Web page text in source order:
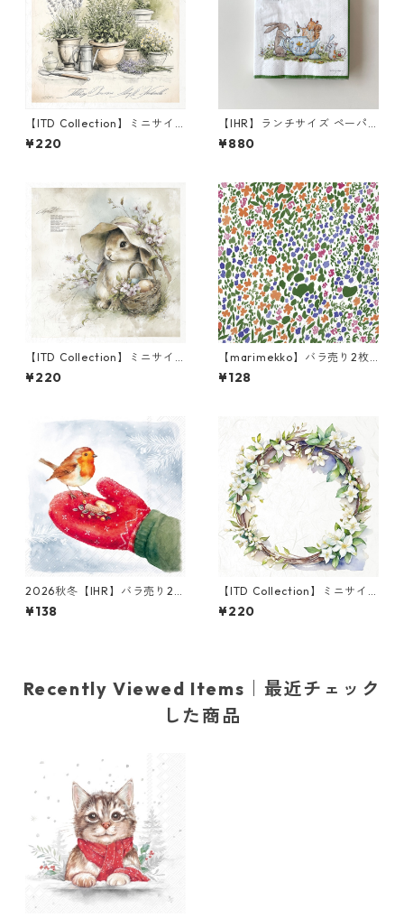
【ITD Collection】ミニサイ
ズ ライスペーパー RSM1696
デコパージュ
¥220
【IHR】ランチサイズ ペーパ
ーナプキン TEA TIME ホワイ
ト Anita Jeram 20枚入り
¥880
【ITD Collection】ミニサイ
ズ ライスペーパー RSM2471
デコパージュ
¥220
【marimekko】バラ売り2枚
ランチサイズ ペーパーナプキ
ン RANTANIITTY グリーン
¥128
2026秋冬【IHR】バラ売り2枚
ランチサイズ ペーパーナプキ
ン Feeding Robin レッド
¥138
【ITD Collection】ミニサイ
ズ ライスペーパー RSM1252
デコパージュ
¥220
Recently Viewed Items｜最近チェック
した商品